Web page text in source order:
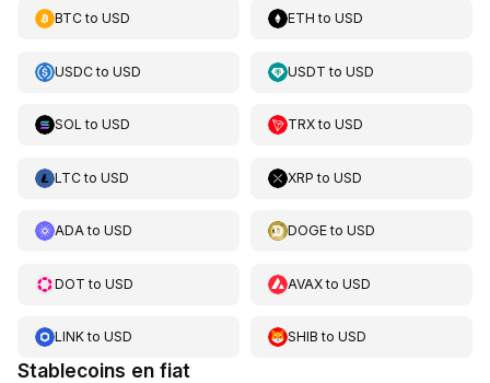
BTCto USD ETH toUSD
USDCto USD USDT toUSD
SOL to USD TRXtoUSD
LTCto USD XRP toUSD
ADAto USD DOGEtoUSD
DOT to USD AVAXtoUSD
LINKto USD SHIB toUSD
Stablecoins en fiat